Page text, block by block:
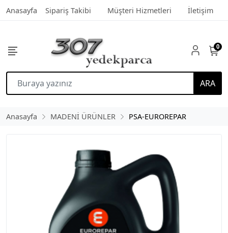
Anasayfa Sipariş Takibi Müşteri Hizmetleri İletişim
ARA
0
Anasayfa MADENİ ÜRÜNLER PSA-EUROREPAR